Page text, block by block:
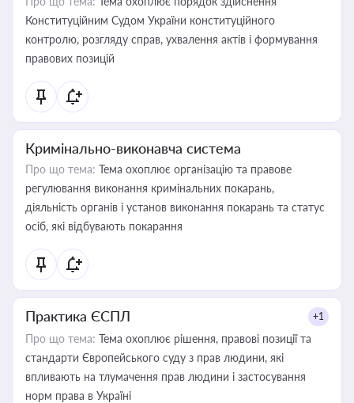
Конституційним Судом України конституційного
контролю, розгляду справ, ухвалення актів і формування
правових позицій
Кримінально-виконавча система
Про що тема: Тема охоплює організацію та правове
регулювання виконання кримінальних покарань,
діяльність органів і установ виконання покарань та статус
осіб, які відбувають покарання
Практика ЄСПЛ +1
Про що тема: Тема охоплює рішення, правові позиції та
стандарти Європейського суду з прав людини, які
впливають на тлумачення прав людини і застосування
норм права в Україні